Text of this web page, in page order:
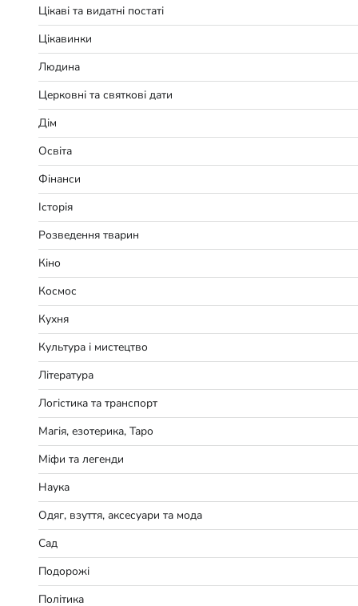
Цікаві та видатні постаті
Цікавинки
Людина
Церковні та святкові дати
Дім
Освіта
Фінанси
Історія
Розведення тварин
Кіно
Космос
Кухня
Культура і мистецтво
Література
Логістика та транспорт
Магія, езотерика, Таро
Міфи та легенди
Наука
Одяг, взуття, аксесуари та мода
Сад
Подорожі
Політика